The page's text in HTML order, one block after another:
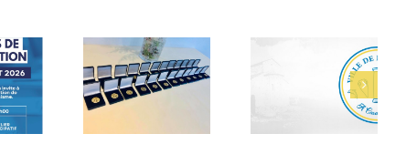
des
le 29
2026
Alerte Canicule –
CCAS